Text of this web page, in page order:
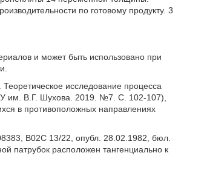
по готовому продукту. 3
и может быть использовано при
исследование процесса
им. В.Г. Шухова. 2019. №7. С. 102-107),
в противоположных направлениях
В02С 13/22, опубл. 28.02.1982, бюл.
патрубок расположен тангенциально к